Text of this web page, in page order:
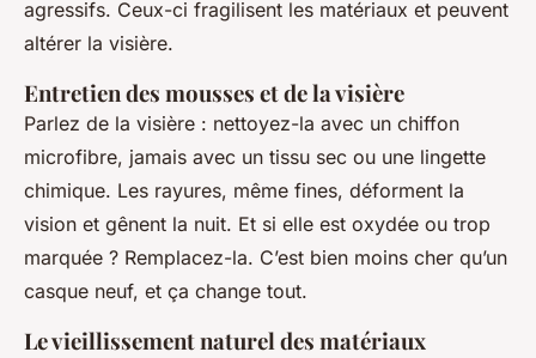
agressifs. Ceux-ci fragilisent les matériaux et peuvent
altérer la visière.
Entretien des mousses et de la visière
Parlez de la visière : nettoyez-la avec un chiffon
microfibre, jamais avec un tissu sec ou une lingette
chimique. Les rayures, même fines, déforment la
vision et gênent la nuit. Et si elle est oxydée ou trop
marquée ? Remplacez-la. C’est bien moins cher qu’un
casque neuf, et ça change tout.
Le vieillissement naturel des matériaux